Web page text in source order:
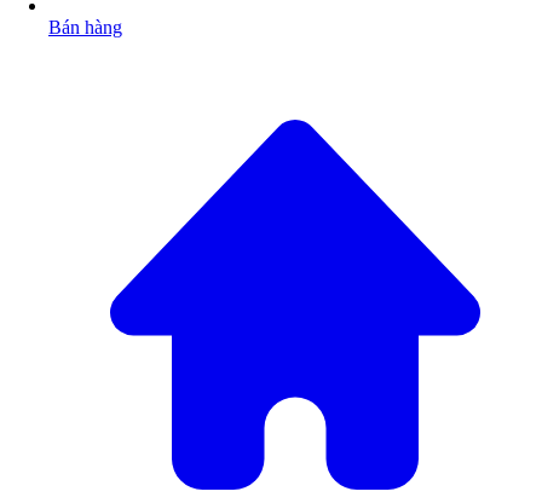
Bán hàng